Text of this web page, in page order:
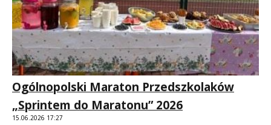
Ogólnopolski Maraton Przedszkolaków
„Sprintem do Maratonu” 2026
15.06.2026 17:27